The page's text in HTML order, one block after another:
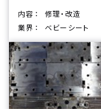
内容
修理・改造
業界
ベビーシート